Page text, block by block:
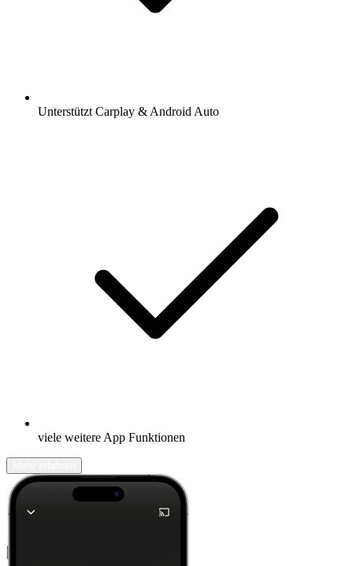
Unterstützt Carplay & Android Auto
viele weitere App Funktionen